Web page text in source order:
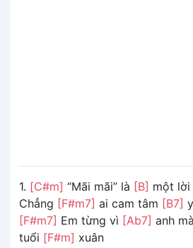
1. [C#m] “Mãi mãi” là [B] một lời
Chẳng [F#m7] ai cam tâm [B7]
[F#m7] Em từng vì [Ab7] anh
tuổi [F#m] xuân